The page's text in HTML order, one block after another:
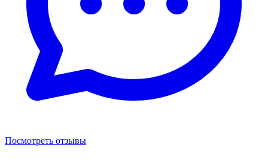
Посмотреть отзывы